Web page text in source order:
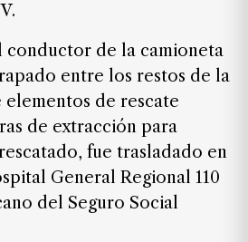
conductor de la camioneta
entre los restos de la
de rescate
de extracción para
fue trasladado en
General Regional 110
del Seguro Social